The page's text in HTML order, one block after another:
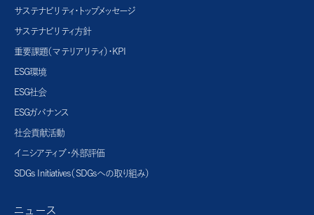
サステナビリティ・トップメッセージ
サステナビリティ方針
重要課題（マテリアリティ）・KPI
ESG環境
ESG社会
ESGガバナンス
社会貢献活動
イニシアティブ・外部評価
SDGs Initiatives（SDGsへの取り組み）
ニュース